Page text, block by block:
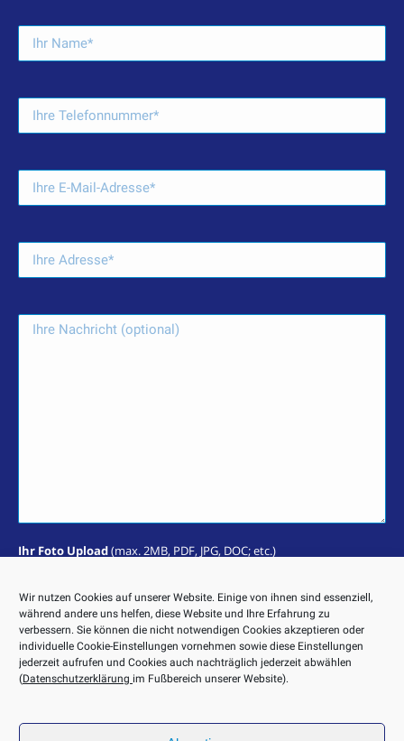
Wir nutzen Cookies auf unserer Website. Einige von ihnen sind essenziell,
während andere uns helfen, diese Website und Ihre Erfahrung zu
verbessern. Sie können die nicht notwendigen Cookies akzeptieren oder
individuelle Cookie-Einstellungen vornehmen sowie diese Einstellungen
jederzeit aufrufen und Cookies auch nachträglich jederzeit abwählen
(Datenschutzerklärung im Fußbereich unserer Website).
Ihr Foto Upload(max. 2MB, PDF, JPG, DOC; etc.)
Sie erklären sich damit einverstanden, dass Ihre Daten zur
Bearbeitung Ihres Anliegens verwendet werden. Weitere
Informationen und Widerrufshinweise finden Sie in der
Datenschutzerklärung. Eine Kopie Ihrer Nachricht wird an Ihre
E-Mail-Adresse geschickt.